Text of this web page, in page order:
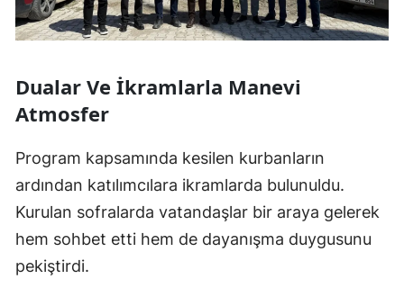
Dualar Ve İkramlarla Manevi
Atmosfer
Program kapsamında kesilen kurbanların
ardından katılımcılara ikramlarda bulunuldu.
Kurulan sofralarda vatandaşlar bir araya gelerek
hem sohbet etti hem de dayanışma duygusunu
pekiştirdi.